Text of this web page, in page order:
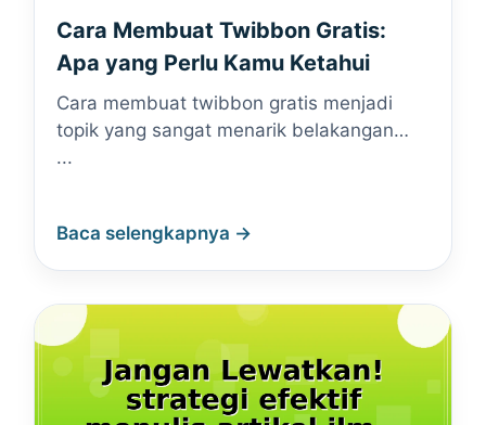
Cara Membuat Twibbon Gratis:
Apa yang Perlu Kamu Ketahui
Cara membuat twibbon gratis menjadi
topik yang sangat menarik belakangan…
...
Baca selengkapnya →